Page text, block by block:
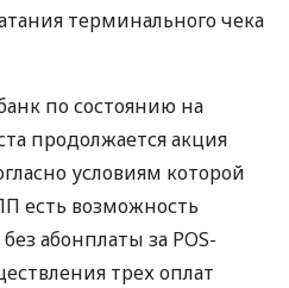
терминального чека
по состоянию на
продолжается акция
условиям которой
есть возможность
абонплаты за POS-
трех оплат